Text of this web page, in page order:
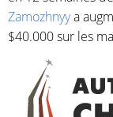
Zamozhnyya
$40.000 sur les